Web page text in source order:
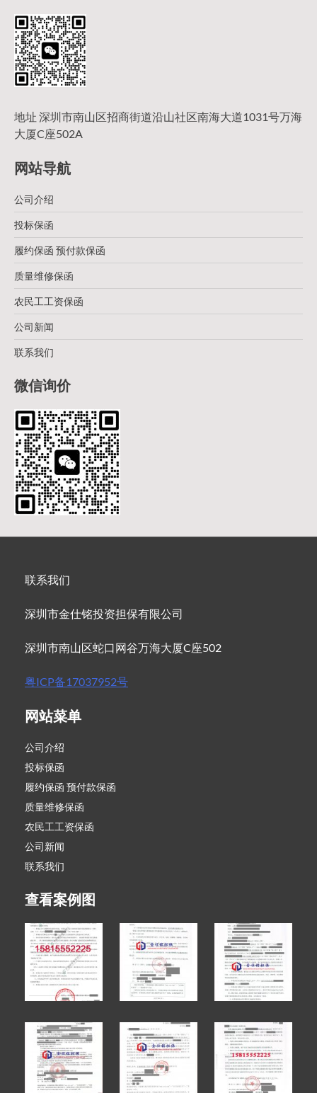
地址 深圳市南山区招商街道沿山社区南海大道1031号万海
大厦C座502A
网站导航
公司介绍
投标保函
履约保函 预付款保函
质量维修保函
农民工工资保函
公司新闻
联系我们
微信询价
联系我们
深圳市金仕铭投资担保有限公司
深圳市南山区蛇口网谷万海大厦C座502
粤ICP备17037952号
网站菜单
公司介绍
投标保函
履约保函 预付款保函
质量维修保函
农民工工资保函
公司新闻
联系我们
查看案例图